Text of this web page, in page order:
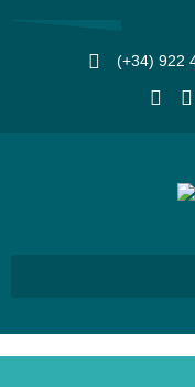
(+34) 922